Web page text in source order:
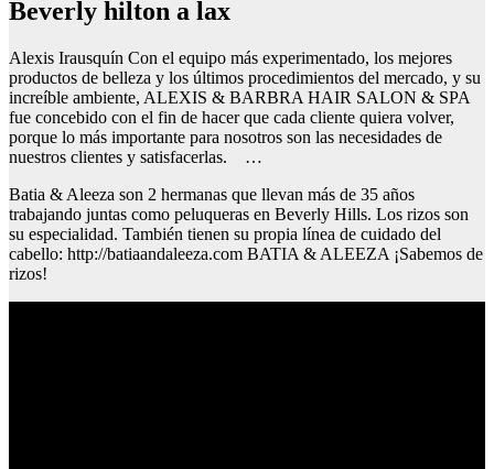
Beverly hilton a lax
Alexis Irausquín Con el equipo más experimentado, los mejores
productos de belleza y los últimos procedimientos del mercado, y su
increíble ambiente, ALEXIS & BARBRA HAIR SALON & SPA
fue concebido con el fin de hacer que cada cliente quiera volver,
porque lo más importante para nosotros son las necesidades de
nuestros clientes y satisfacerlas. …
Batia & Aleeza son 2 hermanas que llevan más de 35 años
trabajando juntas como peluqueras en Beverly Hills. Los rizos son
su especialidad. También tienen su propia línea de cuidado del
cabello: http://batiaandaleeza.com BATIA & ALEEZA ¡Sabemos de
rizos!